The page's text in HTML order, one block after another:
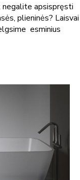
negalite apsispręsti
plieninės? Laisvai
esminius